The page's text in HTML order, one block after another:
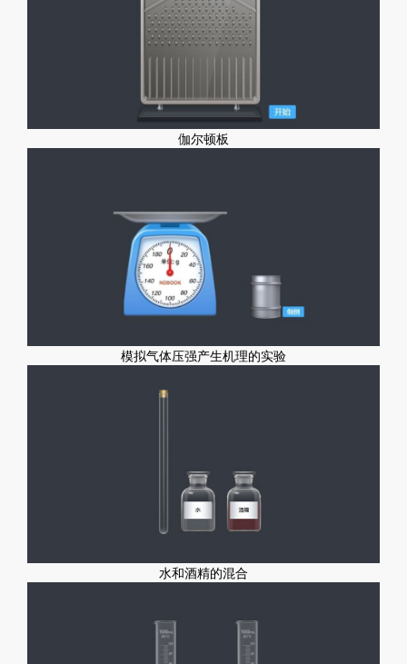
伽尔顿板
模拟气体压强产生机理的实验
水和酒精的混合